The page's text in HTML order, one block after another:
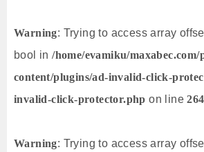
Warning: Trying to access array
bool in/home/evamiku/
content/plugins/ad-invalid-click-
invalid-click-protector.php on line264
Warning: Trying to access array